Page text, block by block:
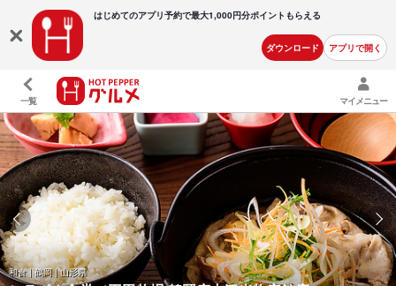
はじめてのアプリ予約で最大1,000円分ポイントもらえる
ダウンロード アプリで開く
一覧 マイメニュー
和食 | 鶴岡 | 山形県